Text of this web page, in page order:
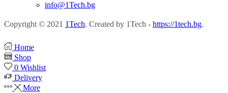
info@1Tech.bg
Copyright © 2021 1Tech. Created by 1Tech - https://1tech.bg.
Home
Shop
0 Wishlist
Delivery
More